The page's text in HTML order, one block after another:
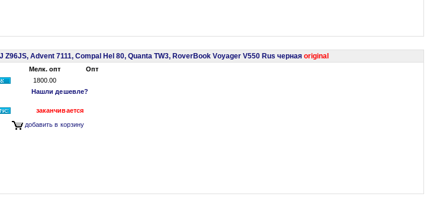
Z96JS, Advent 7111, Compal Hel 80, Quanta TW3, RoverBook Voyager V550 Rus черная original
Мелк. опт
Опт
1800.00
Нашли дешевле?
заканчивается
добавить в корзину